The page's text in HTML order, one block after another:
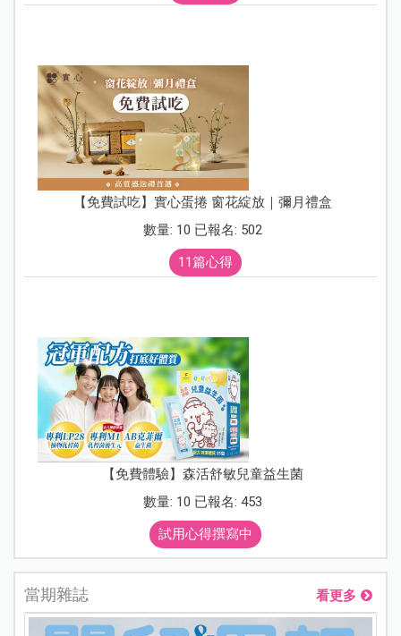
【免費試吃】實心蛋捲 窗花綻放｜彌月禮盒
數量: 10 已報名: 502
11篇心得
【免費體驗】森活舒敏兒童益生菌
數量: 10 已報名: 453
試用心得撰寫中
當期雜誌 看更多